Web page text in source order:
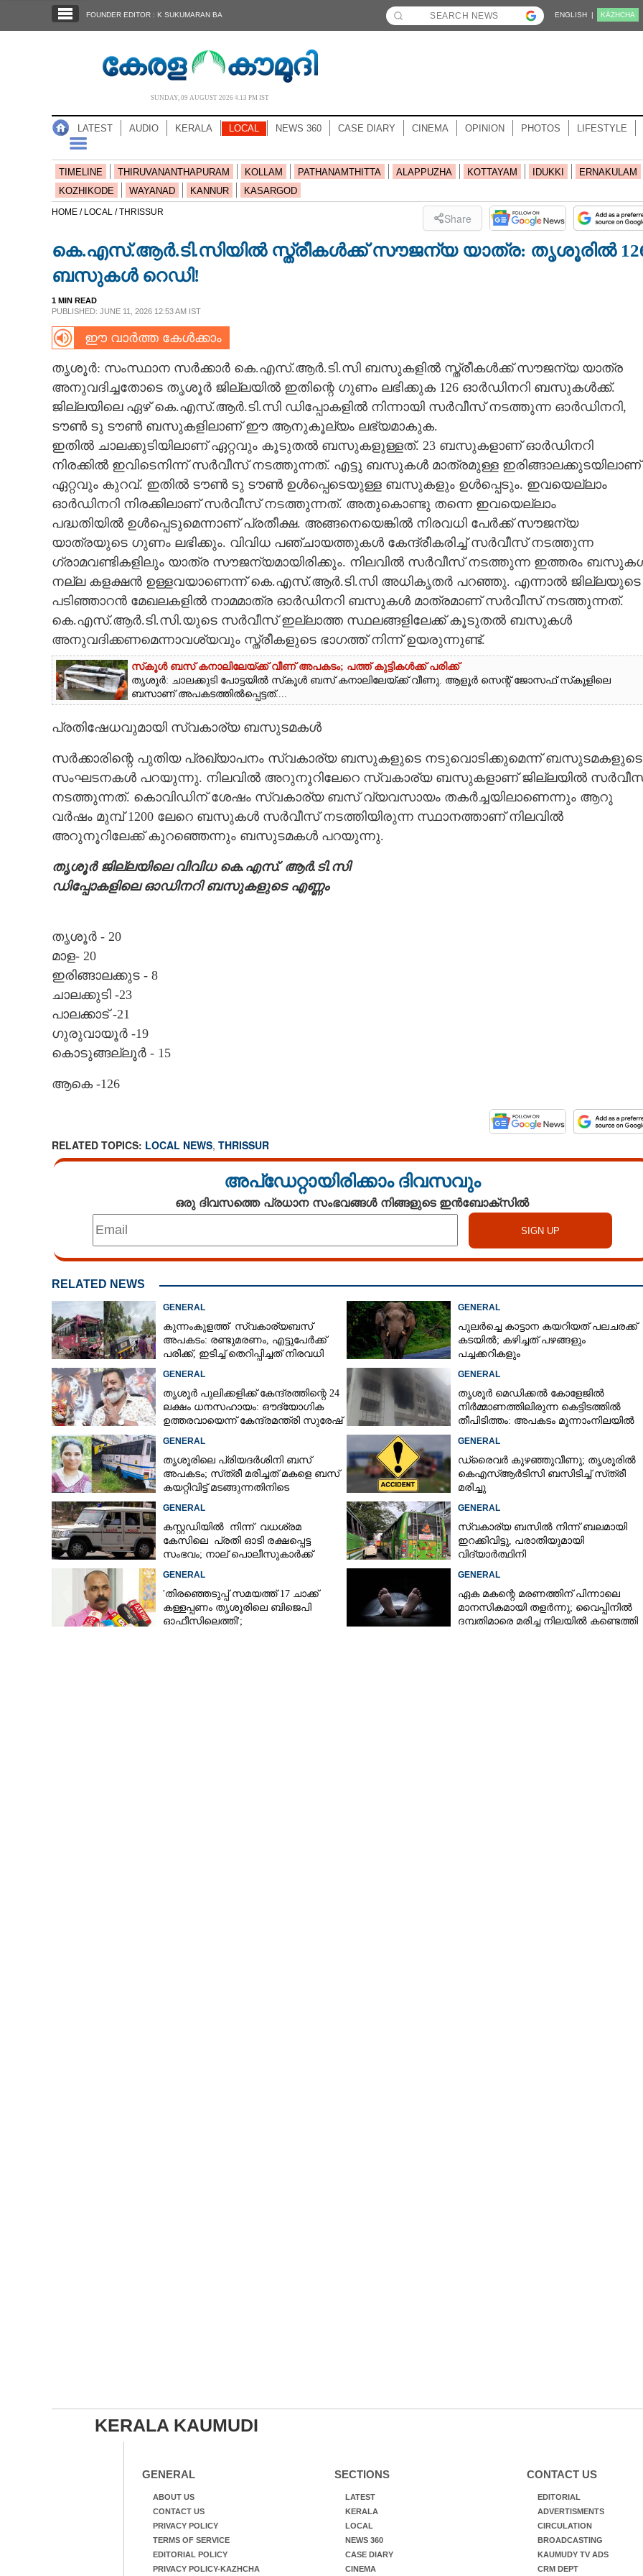
NOTIFIED NEWS
NEWS 360
LIFESTYLE
SPIRITUAL
CARTOONS
CONTACT US
FOUNDER EDITOR : K SUKUMARAN BA ENGLISH | KĀZHCHA
SUNDAY, 09 AUGUST 2026 4.13 PM IST
LATEST AUDIO KERALA LOCAL NEWS 360 CASE DIARY CINEMA OPINION PHOTOS LIFESTYLE
TIMELINE THIRUVANANTHAPURAM KOLLAM PATHANAMTHITTA ALAPPUZHA KOTTAYAM IDUKKI
ERNAKULAM
KOZHIKODE
WAYANAD KANNUR KASARGOD
HOME / LOCAL /THRISSUR Share
കെ.എസ്.ആർ.ടി.സിയിൽ സ്ത്രീകൾക്ക് സൗജന്യ യാത്ര: തൃശൂരിൽ
ബസുകൾ റെഡി!
1 MIN READ
PUBLISHED: JUNE 11, 2026 12:53 AM IST
ഈ വാർത്ത കേൾക്കാം
തൃശൂർ: സംസ്ഥാന സർക്കാർ കെ.എസ്.ആർ.ടി.സി ബസുകളിൽ സ്ത്രീകൾക്ക് സൗജന്യ യാത്ര
അനുവദിച്ചതോടെ തൃശൂർ ജില്ലയിൽ ഇതിന്റെ ഗുണം ലഭിക്കുക 126 ഓർഡിനറി ബസുകൾക്ക്.
ജില്ലയിലെ ഏഴ് കെ.എസ്.ആർ.ടി.സി ഡിപ്പോകളിൽ നിന്നായി സർവീസ് നടത്തുന്ന ഓർഡിനറി,
ടൗൺ ടു ടൗൺ ബസുകളിലാണ് ഈ ആനുകൂല്യം ലഭ്യമാകുക.
ഇതിൽ ചാലക്കുടിയിലാണ് ഏറ്റവും കൂടുതൽ ബസുകളുള്ളത്. 23 ബസുകളാണ് ഓർഡിനറി
നിരക്കിൽ ഇവിടെനിന്ന് സർവീസ് നടത്തുന്നത്. എട്ടു ബസുകൾ മാത്രമുള്ള ഇരിങ്ങാലക്കുടയിലാണ്
ഏറ്റവും കുറവ്. ഇതിൽ ടൗൺ ടു ടൗൺ ഉൾപ്പെടെയുള്ള ബസുകളും ഉൾപ്പെടും. ഇവയെല്ലാം
ഓർഡിനറി നിരക്കിലാണ് സർവീസ് നടത്തുന്നത്. അതുകൊണ്ടു തന്നെ ഇവയെല്ലാം
പദ്ധതിയിൽ ഉൾപ്പെടുമെന്നാണ് പ്രതീക്ഷ. അങ്ങനെയെങ്കിൽ നിരവധി പേർക്ക് സൗജന്യ
യാത്രയുടെ ഗുണം ലഭിക്കും. വിവിധ പഞ്ചായത്തുകൾ കേന്ദ്രീകരിച്ച് സർവീസ് നടത്തുന്ന
ഗ്രാമവണ്ടികളിലും യാത്ര സൗജന്യമായിരിക്കും. നിലവിൽ സർവീസ് നടത്തുന്ന ഇത്തരം
നല്ല കളക്ഷൻ ഉള്ളവയാണെന്ന് കെ.എസ്.ആർ.ടി.സി അധികൃതർ പറഞ്ഞു. എന്നാൽ ജില്ലയുടെ
പടിഞ്ഞാറൻ മേഖലകളിൽ നാമമാത്ര ഓർഡിനറി ബസുകൾ മാത്രമാണ് സർവീസ് നടത്തുന്നത്.
കെ.എസ്.ആർ.ടി.സി.യുടെ സർവീസ് ഇല്ലാത്ത സ്ഥലങ്ങളിലേക്ക് കൂടുതൽ ബസുകൾ
അനുവദിക്കണമെന്നാവശ്യവും സ്ത്രീകളുടെ ഭാഗത്ത് നിന്ന് ഉയരുന്നുണ്ട്.
സ്‌കൂൾ ബസ് കനാലിലേയ്ക്ക് വീണ് അപകടം; പത്ത് കുട്ടികൾക്ക് പരിക്ക്
തൃശൂർ: ചാലക്കുടി പോട്ടയിൽ സ്‌കൂൾ ബസ് കനാലിലേയ്ക്ക് വീണു. ആളൂർ സെന്റ് ജോസഫ് സ്‌കൂളിലെ
ബസാണ് അപകടത്തിൽപ്പെട്ടത്....
പ്രതിഷേധവുമായി സ്വകാര്യ ബസുടമകൾ
സർക്കാരിന്റെ പുതിയ പ്രഖ്യാപനം സ്വകാര്യ ബസുകളുടെ നടുവൊടിക്കുമെന്ന് ബസുടമകളുടെ
സംഘടനകൾ പറയുന്നു. നിലവിൽ അറുനൂറിലേറെ സ്വകാര്യ ബസുകളാണ് ജില്ലയിൽ
നടത്തുന്നത്. കൊവിഡിന് ശേഷം സ്വകാര്യ ബസ് വ്യവസായം തകർച്ചയിലാണെന്നും ആറു
വർഷം മുമ്പ് 1200 ലേറെ ബസുകൾ സർവീസ് നടത്തിയിരുന്ന സ്ഥാനത്താണ് നിലവിൽ
അറുനൂറിലേക്ക് കുറഞ്ഞെന്നും ബസുടമകൾ പറയുന്നു.
തൃശൂർ ജില്ലയിലെ വിവിധ കെ.എസ്. ആർ.ടി.സി
ഡിപ്പോകളിലെ ഓഡിനറി ബസുകളുടെ എണ്ണം
തൃശൂർ - 20
മാള- 20
ഇരിങ്ങാലക്കുട - 8
ചാലക്കുടി -23
പാലക്കാട് -21
ഗുരുവായൂർ -19
കൊടുങ്ങല്ലൂർ - 15
ആകെ -126
RELATED TOPICS: LOCAL NEWS, THRISSUR
അപ്ഡേറ്റായിരിക്കാം ദിവസവും
ഒരു ദിവസത്തെ പ്രധാന സംഭവങ്ങൾ നിങ്ങളുടെ ഇൻബോക്സിൽ
RELATED NEWS
GENERAL
കുന്നംകുളത്ത് സ്വകാര്യബസ്
അപകടം: രണ്ടുമരണം, എട്ടുപേർക്ക്
പരിക്ക്, ഇടിച്ച് തെറിപ്പിച്ചത് നിരവധി
GENERAL
പുലർച്ചെ കാട്ടാന കയറിയത് പലചരക്ക്
കടയിൽ; കഴിച്ചത് പഴങ്ങളും
പച്ചക്കറികളും
GENERAL
തൃശൂർ പുലിക്കളിക്ക് കേന്ദ്രത്തിന്റെ 24
ലക്ഷം ധനസഹായം: ഔദ്യോഗിക
ഉത്തരവായെന്ന് കേന്ദ്രമന്ത്രി സുരേഷ്
GENERAL
തൃശൂർ മെഡിക്കൽ കോളേജിൽ
നിർമ്മാണത്തിലിരുന്ന കെട്ടിടത്തിൽ
തീപിടിത്തം: അപകടം മൂന്നാംനിലയിൽ
GENERAL
തൃശൂരിലെ പ്രിയദർശിനി ബസ്
അപകടം; സ്‌ത്രീ മരിച്ചത് മകളെ ബസ്
കയറ്റിവിട്ട് മടങ്ങുന്നതിനിടെ
GENERAL
ഡ്രൈവർ കുഴഞ്ഞുവീണു; തൃശൂരിൽ
കെഎസ്‌ആർടിസി ബസിടിച്ച് സ്‌ത്രീ
മരിച്ചു
GENERAL
കസ്റ്റഡിയിൽ നിന്ന് വധശ്രമ
കേസിലെ പ്രതി ഓടി രക്ഷപ്പെട്ട
സംഭവം; നാല് പൊലീസുകാർക്ക്
GENERAL
സ്വകാര്യ ബസിൽ നിന്ന് ബലമായി
ഇറക്കിവിട്ടു, പരാതിയുമായി
വിദ്യാർത്ഥിനി
GENERAL
'തിരഞ്ഞെടുപ്പ് സമയത്ത് 17 ചാക്ക്
കള്ളപ്പണം തൃശൂരിലെ ബിജെപി
ഓഫീസിലെത്തി';
GENERAL
ഏക മകന്റെ മരണത്തിന് പിന്നാലെ
മാനസികമായി തളർന്നു; വൈപ്പിനിൽ
ദമ്പതിമാരെ മരിച്ച നിലയിൽ കണ്ടെത്തി
KERALA KAUMUDI
GENERAL
ABOUT US
CONTACT US
PRIVACY POLICY
TERMS OF SERVICE
EDITORIAL POLICY
PRIVACY POLICY-KAZHCHA
SECTIONS
LATEST
KERALA
LOCAL
NEWS 360
CASE DIARY
CINEMA
CONTACT US
EDITORIAL
ADVERTISMENTS
CIRCULATION
BROADCASTING
KAUMUDY TV ADS
CRM DEPT
കെ.എസ്.ആർ.ടി.സിയിൽ സ്ത്രീകൾക്ക്
സൗജന്യ യാത്ര: തൃശൂരിൽ 126
ബസുകൾ റെഡി!
Copy Link